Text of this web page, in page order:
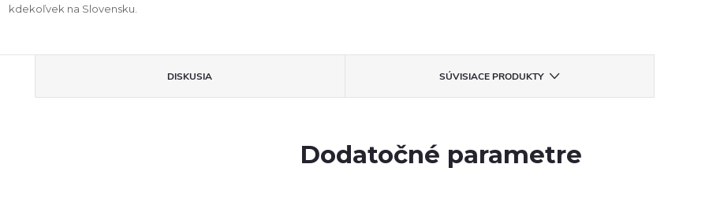
kdekoľvek na Slovensku.
DISKUSIA SÚVISIACE PRODUKTY
Dodatočné parametre